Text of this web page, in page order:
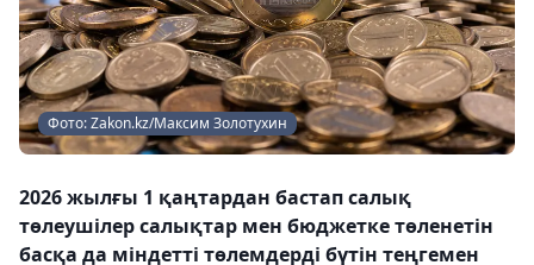
Фото: Zakon.kz/Максим Золотухин
2026 жылғы 1 қаңтардан бастап салық
төлеушілер салықтар мен бюджетке төленетін
басқа да міндетті төлемдерді бүтін теңгемен